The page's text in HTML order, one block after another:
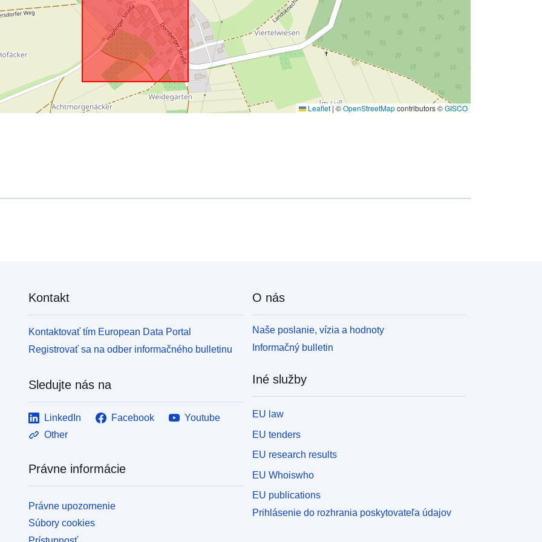
Leaflet|©OpenStreetMapcontributors ©GISCO
Kontakt
Kontaktovať tím European Data Portal
Registrovať sa na odber informačného bulletinu
Sledujte nás na
LinkedIn Facebook
Youtube
Other
Právne informácie
Právne upozornenie
Súbory cookies
O nás
Naše poslanie, vízia a hodnoty
Informačný bulletin
Iné služby
EU law
EU tenders
EU research results
EU Whoiswho
EU publications
Prihlásenie do rozhrania poskytovateľa údajov